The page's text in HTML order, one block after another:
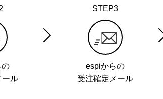
の
ール
STEP3
espiからの
受注確定メール